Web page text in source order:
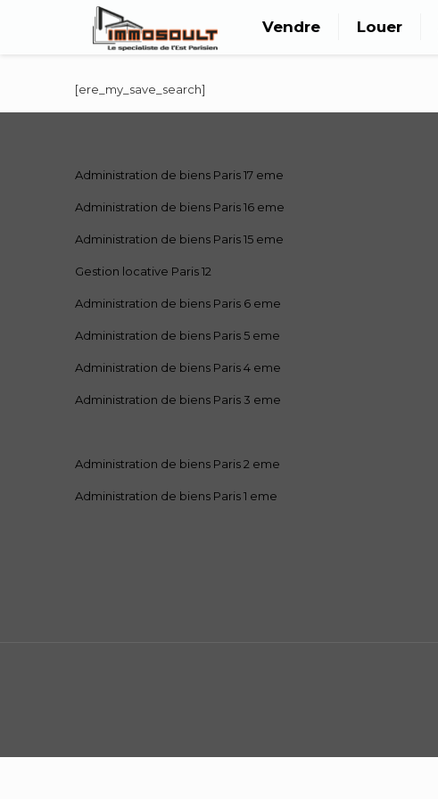
Vendre Louer
[ere_my_save_search]
Administration de biens Paris 17 eme
Administration de biens Paris 16 eme
Administration de biens Paris 15 eme
Gestion locative Paris 12
Administration de biens Paris 6 eme
Administration de biens Paris 5 eme
Administration de biens Paris 4 eme
Administration de biens Paris 3 eme
Administration de biens Paris 2 eme
Administration de biens Paris 1 eme